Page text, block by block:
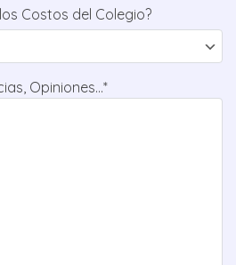
Costos del Colegio?
Opiniones...*